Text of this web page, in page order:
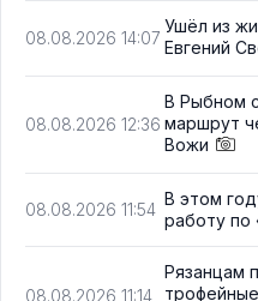
08.08.2026 14:07
Ушёл из
Евгений
08.08.2026 12:36
В Рыбном
маршрут
Вожи
08.08.2026 11:54
В этом
работу по
08.08.2026 11:14
Рязанцам